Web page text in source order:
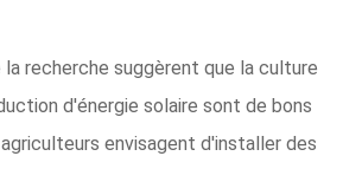
recherche suggèrent que la culture
d'énergie solaire sont de bons
envisagent d'installer des